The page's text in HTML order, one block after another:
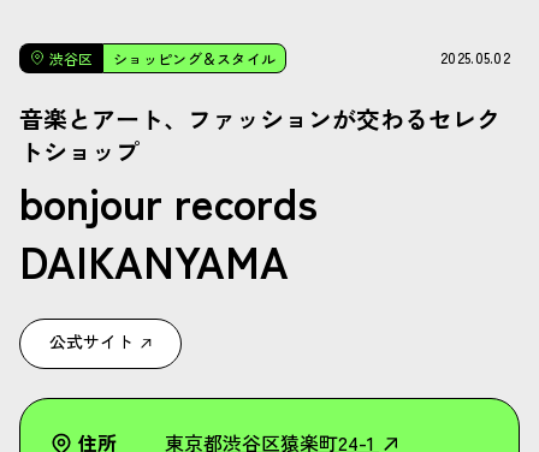
渋谷区 ショッピング＆スタイル 2025.05.02
音楽とアート、ファッションが交わるセレク
トショップ
bonjour records
DAIKANYAMA
公式サイト
住所
東京都渋谷区猿楽町24-1